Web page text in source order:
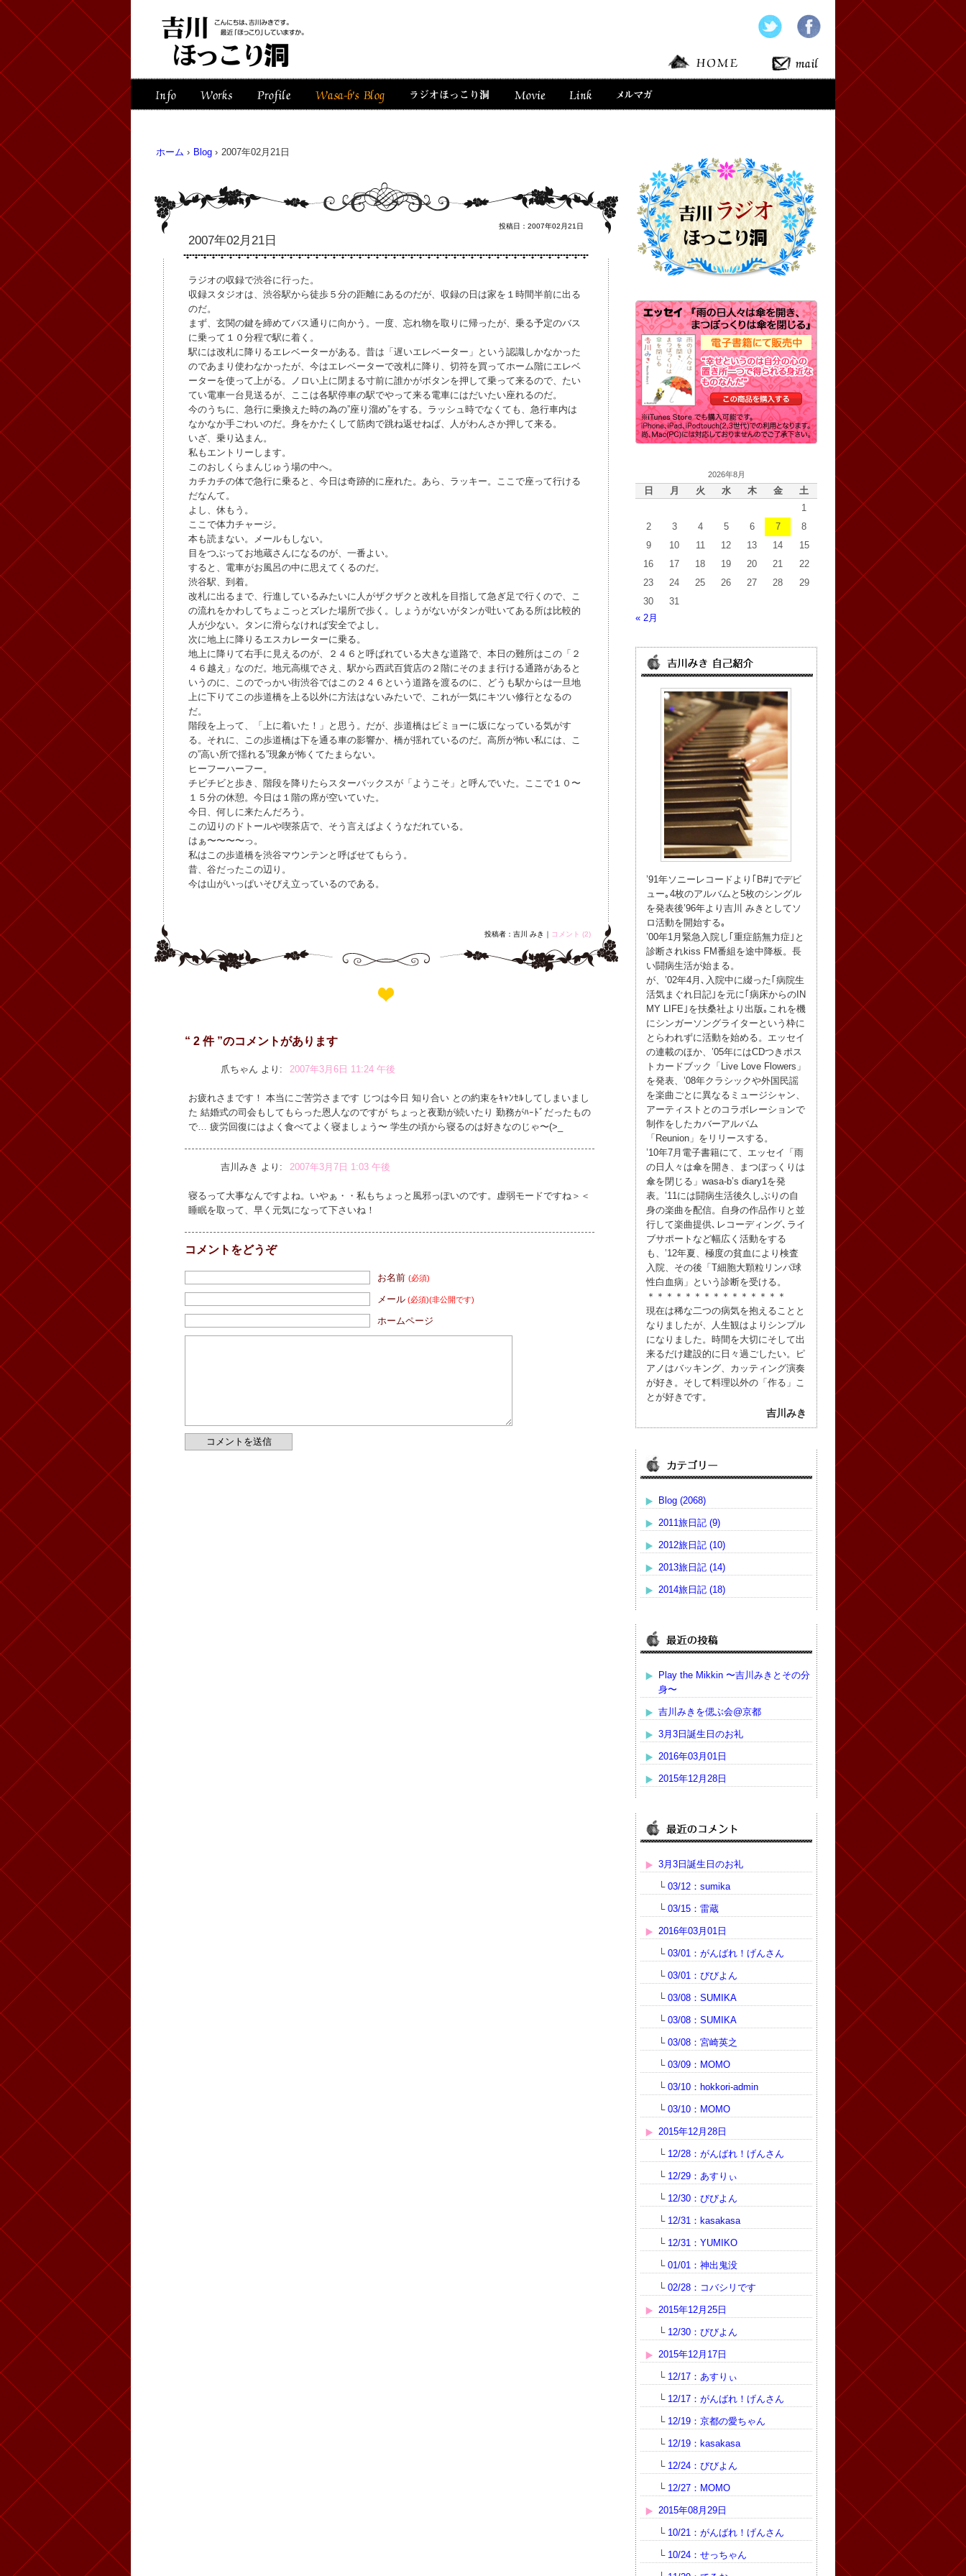
ホーム › Blog › 2007年02月21日
投稿日：2007年02月21日
2007年02月21日
ラジオの収録で渋谷に行った。
収録スタジオは、渋谷駅から徒歩５分の距離にあるのだが、収録の日は家を１時間半前に出る
のだ。
まず、玄関の鍵を締めてバス通りに向かう。一度、忘れ物を取りに帰ったが、乗る予定のバス
に乗って１０分程で駅に着く。
駅には改札に降りるエレベーターがある。昔は「遅いエレベーター」という認識しかなかった
のであまり使わなかったが、今はエレベーターで改札に降り、切符を買ってホーム階にエレベ
ーターを使って上がる。ノロい上に閉まる寸前に誰かがボタンを押して乗って来るので、たい
てい電車一台見送るが、ここは各駅停車の駅でやって来る電車にはだいたい座れるのだ。
今のうちに、急行に乗換えた時の為の”座り溜め”をする。ラッシュ時でなくても、急行車内は
なかなか手ごわいのだ。身をかたくして筋肉で跳ね返せねば、人がわんさか押して来る。
いざ、乗り込まん。
私もエントリーします。
このおしくらまんじゅう場の中へ。
カチカチの体で急行に乗ると、今日は奇跡的に座れた。あら、ラッキー。ここで座って行ける
だなんて。
よし、休もう。
ここで体力チャージ。
本も読まない。メールもしない。
目をつぶってお地蔵さんになるのが、一番よい。
すると、電車がお風呂の中に思えてくるのだ。
渋谷駅、到着。
改札に出るまで、行進しているみたいに人がザクザクと改札を目指して急ぎ足で行くので、こ
の流れをかわしてちょこっとズレた場所で歩く。しょうがないがタンが吐いてある所は比較的
人が少ない。タンに滑らなければ安全でよし。
次に地上に降りるエスカレーターに乗る。
地上に降りて右手に見えるのが、２４６と呼ばれている大きな道路で、本日の難所はこの「２
４６越え」なのだ。地元高槻でさえ、駅から西武百貨店の２階にそのまま行ける通路があると
いうのに、このでっかい街渋谷ではこの２４６という道路を渡るのに、どうも駅からは一旦地
上に下りてこの歩道橋を上る以外に方法はないみたいで、これが一気にキツい修行となるの
だ。
階段を上って、「上に着いた！」と思う。だが、歩道橋はビミョーに坂になっている気がす
る。それに、この歩道橋は下を通る車の影響か、橋が揺れているのだ。高所が怖い私には、こ
の”高い所で揺れる”現象が怖くてたまらない。
ヒーフーハーフー。
チビチビと歩き、階段を降りたらスターバックスが「ようこそ」と呼んでいた。ここで１０〜
１５分の休憩。今日は１階の席が空いていた。
今日、何しに来たんだろう。
この辺りのドトールや喫茶店で、そう言えばよくうなだれている。
はぁ〜〜〜〜っ。
私はこの歩道橋を渋谷マウンテンと呼ばせてもらう。
昔、谷だったこの辺り。
今は山がいっぱいそびえ立っているのである。
投稿者：吉川 みき｜ コメント (2)
“ 2 件 ”のコメントがあります
爪ちゃん より: 2007年3月6日 11:24 午後
お疲れさまです！ 本当にご苦労さまです じつは今日 知り合い との約束をｷｬﾝｾﾙしてしまいまし
た 結婚式の司会もしてもらった恩人なのですが ちょっと夜勤が続いたり 勤務がﾊｰﾄﾞだったもの
で… 疲労回復にはよく食べてよく寝ましょう〜 学生の頃から寝るのは好きなのじゃ〜(>_
吉川みき より: 2007年3月7日 1:03 午後
寝るって大事なんですよね。いやぁ・・私もちょっと風邪っぽいのです。虚弱モードですね＞＜
睡眠を取って、早く元気になって下さいね！
コメントをどうぞ
お名前 (必須)
メール (必須)(非公開です)
ホームページ
2026年8月
日 月 火 水 木 金
土
1
2
3 4 5 6 7
8
9
10 11 12 13 14
15
16
17 18 19 20 21
22
23
24 25 26 27 28
29
30
31
« 2月
’91年ソニーレコードより｢B#｣でデビ
ュー｡4枚のアルバムと5枚のシングル
を発表後’96年より吉川 みきとしてソ
ロ活動を開始する｡
’00年1月緊急入院し｢重症筋無力症｣と
診断されkiss FM番組を途中降板。長
い闘病生活が始まる。
が、’02年4月､入院中に綴った｢病院生
活気まぐれ日記｣を元に｢病床からのIN
MY LIFE｣を扶桑社より出版｡これを機
にシンガーソングライターという枠に
とらわれずに活動を始める。エッセイ
の連載のほか、’05年にはCDつきポス
トカードブック「Live Love Flowers」
を発表、’08年クラシックや外国民謡
を楽曲ごとに異なるミュージシャン、
アーティストとのコラボレーションで
制作をしたカバーアルバム
「Reunion」をリリースする。
’10年7月電子書籍にて、エッセイ「雨
の日人々は傘を開き、まつぼっくりは
傘を閉じる」wasa-b’s diary1を発
表。’11には闘病生活後久しぶりの自
身の楽曲を配信。自身の作品作りと並
行して楽曲提供､レコーディング､ライ
ブサポートなど幅広く活動をする
も、’12年夏、極度の貧血により検査
入院、その後「T細胞大顆粒リンパ球
性白血病」という診断を受ける。
＊＊＊＊＊＊＊＊＊＊＊＊＊＊＊
現在は稀な二つの病気を抱えることと
なりましたが、人生観はよりシンプル
になりました。時間を大切にそして出
来るだけ建設的に日々過ごしたい。ピ
アノはバッキング、カッティング演奏
が好き。そして料理以外の「作る」こ
とが好きです。
吉川みき
Blog (2068)
2011旅日記 (9)
2012旅日記 (10)
2013旅日記 (14)
2014旅日記 (18)
Play the Mikkin 〜吉川みきとその分
身〜
吉川みきを偲ぶ会@京都
3月3日誕生日のお礼
2016年03月01日
2015年12月28日
3月3日誕生日のお礼
└ 03/12：sumika
└ 03/15：雷蔵
2016年03月01日
└ 03/01：がんばれ！げんさん
└ 03/01：びびよん
└ 03/08：SUMIKA
└ 03/08：SUMIKA
└ 03/08：宮崎英之
└ 03/09：MOMO
└ 03/10：hokkori-admin
└ 03/10：MOMO
2015年12月28日
└ 12/28：がんばれ！げんさん
└ 12/29：あすりぃ
└ 12/30：びびよん
└ 12/31：kasakasa
└ 12/31：YUMIKO
└ 01/01：神出鬼没
└ 02/28：コバシリです
2015年12月25日
└ 12/30：びびよん
2015年12月17日
└ 12/17：あすりぃ
└ 12/17：がんばれ！げんさん
└ 12/19：京都の愛ちゃん
└ 12/19：kasakasa
└ 12/24：びびよん
└ 12/27：MOMO
2015年08月29日
└ 10/21：がんばれ！げんさん
└ 10/24：せっちゃん